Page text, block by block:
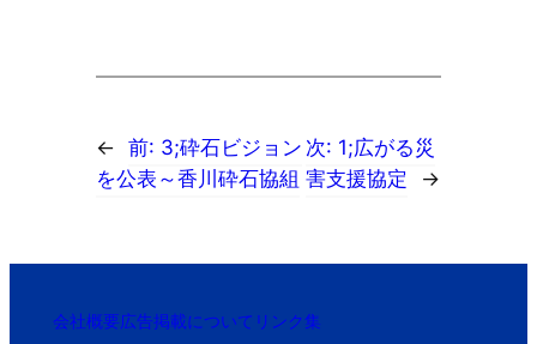
← 前: 3;砕石ビジョン
を公表～香川砕石協組
次: 1;広がる災
害支援協定
→
会社概要広告掲載について リンク集